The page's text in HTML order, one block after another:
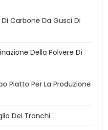
Carbone Da Gusci Di
Della Polvere Di
Piatto Per La Produzione
Dei Tronchi